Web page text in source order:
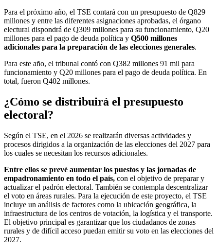
Para el próximo año, el TSE contará con un presupuesto de Q829
millones y entre las diferentes asignaciones aprobadas, el órgano
electural dispondrá de Q309 millones para su funcionamiento, Q20
millones para el pago de deuda política y Q500 millones
adicionales para la preparación de las elecciones generales.
Para este año, el tribunal contó con Q382 millones 91 mil para
funcionamiento y Q20 millones para el pago de deuda política. En
total, fueron Q402 millones.
¿Cómo se distribuirá el presupuesto
electoral?
Según el TSE, en el 2026 se realizarán diversas actividades y
procesos dirigidos a la organización de las elecciones del 2027 para
los cuales se necesitan los recursos adicionales.
Entre ellos se prevé aumentar los puestos y las jornadas de
empadronamiento en todo el país, con el objetivo de preparar y
actualizar el padrón electoral. También se contempla descentralizar
el voto en áreas rurales. Para la ejecución de este proyecto, el TSE
incluye un análisis de factores como la ubicación geográfica, la
infraestructura de los centros de votación, la logística y el transporte.
El objetivo principal es garantizar que los ciudadanos de zonas
rurales y de difícil acceso puedan emitir su voto en las elecciones del
2027.